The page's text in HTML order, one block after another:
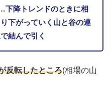
下降トレンドのときに相
下がっていく山と谷の連
結んで引く
反転したところ(相場の山